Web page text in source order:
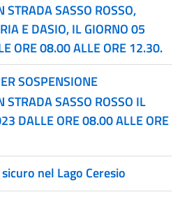
STRADA SASSO ROSSO,
E DASIO, IL GIORNO 05
ORE 08.00 ALLE ORE 12.30.
SOSPENSIONE
STRADA SASSO ROSSO IL
DALLE ORE 08.00 ALLE ORE
nel Lago Ceresio